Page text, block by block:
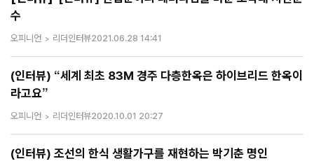
수
오피니언 리더인터뷰2021.06.28 14:41
(인터뷰) “세계 최초 83M 경주 다층한옥은 하이브리드 한옥이
라고요”
오피니언 리더인터뷰2020.10.01 20:27
(인터뷰) 조선의 한식 생활가구를 재현하는 박기춘 명인